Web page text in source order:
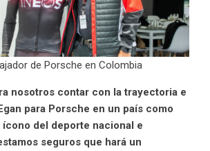
de Porsche en Colombia
nosotros contar con la trayectoria e
para Porsche en un país como
ícono del deporte nacional e
seguros que hará un